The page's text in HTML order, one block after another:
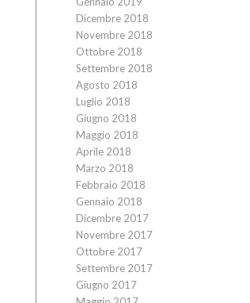
Dicembre 2018
Novembre 2018
Ottobre 2018
Settembre 2018
Agosto 2018
Luglio 2018
Giugno 2018
Maggio 2018
Aprile 2018
Marzo 2018
Febbraio 2018
Gennaio 2018
Dicembre 2017
Novembre 2017
Ottobre 2017
Settembre 2017
Giugno 2017